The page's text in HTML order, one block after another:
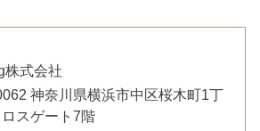
株式会社
神奈川県横浜市中区桜木町1丁
スゲート7階